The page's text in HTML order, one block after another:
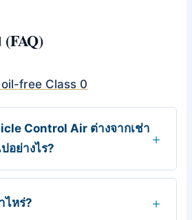
free Class 0
Control Air ต่างจากเช่า
อย่างไร?
ไหร่?